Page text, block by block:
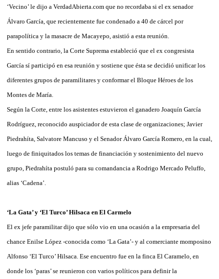
‘Vecino’ le dijo a VerdadAbierta.com que no recordaba si el ex senador
Álvaro García, que recientemente fue condenado a 40 de cárcel por
parapolítica y la masacre de Macayepo, asistió a esta reunión.
En sentido contrario, la Corte Suprema estableció que el ex congresista
García sí participó en esa reunión y sostiene que ésta se decidió unificar los
diferentes grupos de paramilitares y conformar el Bloque Héroes de los
Montes de María.
Según la Corte, entre los asistentes estuvieron el ganadero Joaquín García
Rodríguez, reconocido auspiciador de esta clase de organizaciones; Javier
Piedrahíta, Salvatore Mancuso y el Senador Álvaro García Romero, en la cual,
luego de finiquitados los temas de financiación y sostenimiento del nuevo
grupo, Piedrahíta postuló para su comandancia a Rodrigo Mercado Peluffo,
alias ‘Cadena’.
‘La Gata’ y ‘El Turco’ Hilsaca en El Carmelo
El ex jefe paramilitar dijo que sólo vio en una ocasión a la empresaria del
chance Enilse López -conocida como ‘La Gata’- y al comerciante momposino
Alfonso ‘El Turco’ Hilsaca. Ese encuentro fue en la finca El Caramelo, en
donde los ‘paras’ se reunieron con varios políticos para definir la